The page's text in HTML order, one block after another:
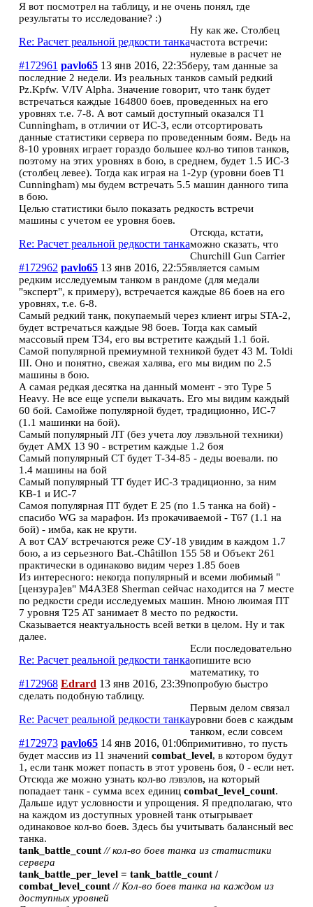
Я вот посмотрел на таблицу, и не очень понял, где
результаты то исследование? :)
Re: Расчет реальной редкости танка
#172961 pavlo65 13 янв 2016, 22:35
Ну как же. Столбец
частота встречи:
нулевые в расчет не
беру, там данные за
последние 2 недели. Из реальных танков самый редкий
Pz.Kpfw. V/IV Alpha. Значение говорит, что танк будет
встречаться каждые 164800 боев, проведенных на его
уровнях т.е. 7-8. А вот самый доступный оказался T1
Cunningham, в отличии от ИС-3, если отсортировать
данные статистики сервера по проведенным боям. Ведь на
8-10 уровнях играет гораздо большее кол-во типов танков,
поэтому на этих уровнях в бою, в среднем, будет 1.5 ИС-3
(столбец левее). Тогда как играя на 1-2ур (уровни боев T1
Cunningham) мы будем встречать 5.5 машин данного типа
в бою.
Целью статистики было показать редкость встречи
машины с учетом ее уровня боев.
Re: Расчет реальной редкости танка
#172962 pavlo65 13 янв 2016, 22:55
Отсюда, кстати,
можно сказать, что
Churchill Gun Carrier
является самым
редким исследуемым танком в рандоме (для медали
"экcперт", к примеру), встречается каждые 86 боев на его
уровнях, т.е. 6-8.
Самый редкий танк, покупаемый через клиент игры STA-2,
будет встречаться каждые 98 боев. Тогда как самый
массовый прем Т34, его вы встретите каждый 1.1 бой.
Самой популярной премиумной техникой будет 43 M. Toldi
III. Оно и понятно, свежая халява, его мы видим по 2.5
машины в бою.
А самая редкая десятка на данный момент - это Type 5
Heavy. Не все еще успели выкачать. Его мы видим каждый
60 бой. Самойже популярной будет, традиционно, ИС-7
(1.1 машинки на бой).
Самый популярный ЛТ (без учета лоу лэвэльной техники)
будет AMX 13 90 - встретим каждые 1.2 боя
Самый популярный СТ будет Т-34-85 - деды воевали. по
1.4 машины на бой
Самый популярный ТТ будет ИС-3 традиционно, за ним
КВ-1 и ИС-7
Самоя популярная ПТ будет E 25 (по 1.5 танка на бой) -
спасибо WG за марафон. Из прокачиваемой - Т67 (1.1 на
бой) - имба, как не крути.
А вот САУ встречаются реже СУ-18 увидим в каждом 1.7
бою, а из серьезного Bat.-Châtillon 155 58 и Объект 261
практически в одинаково видим через 1.85 боев
Из интересного: некогда популярный и всеми любимый "
[цензура]ев" M4A3E8 Sherman сейчас находится на 7 месте
по редкости среди исследуемых машин. Мною люимая ПТ
7 уровня T25 AT занимает 8 место по редкости.
Сказывается неактуальность всей ветки в целом. Ну и так
далее.
Re: Расчет реальной редкости танка
#172968 Edrard 13 янв 2016, 23:39
Если последовательно
опишите всю
математику, то
попробую быстро
сделать подобную таблицу.
Re: Расчет реальной редкости танка
#172973 pavlo65 14 янв 2016, 01:06
Первым делом связал
уровни боев с каждым
танком, если совсем
примитивно, то пусть
будет массив из 11 значений combat_level, в котором будут
1, если танк может попасть в этот уровень боя, 0 - если нет.
Отсюда же можно узнать кол-во лэвэлов, на который
попадает танк - сумма всех единиц combat_level_count.
Дальше идут условности и упрощения. Я предполагаю, что
на каждом из доступных уровней танк отыгрывает
одинаковое кол-во боев. Здесь бы учитывать балансный вес
танка.
tank_battle_count // кол-во боев танка из статистики
сервера
tank_battle_per_level = tank_battle_count /
combat_level_count // Кол-во боев танка на каждом из
доступных уровней